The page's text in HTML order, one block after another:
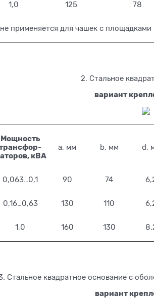
1,0 125 78
применяется для чашек с площадками
2. Стальное
вариант
Мощность
кВА
a, мм b, мм d,
0,063…0,1 90 74
0,16…0,63 130 110
1,0 160 130
Стальное квадратное основание с
вариант